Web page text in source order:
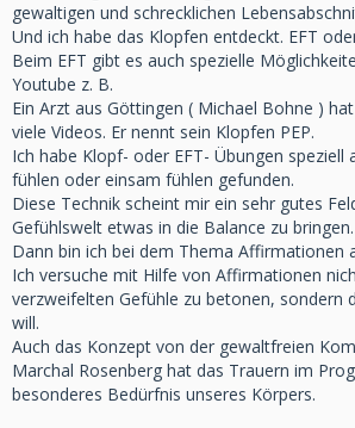
gewaltigen und schrecklichen
Und ich habe das Klopfen entdeckt. EFT
Beim EFT gibt es auch spezielle
Youtube z. B.
Ein Arzt aus Göttingen ( Michael Bohne )
viele Videos. Er nennt sein Klopfen PEP.
Ich habe Klopf- oder EFT- Übungen speziell
fühlen oder einsam fühlen gefunden.
Diese Technik scheint mir ein sehr gutes
Gefühlswelt etwas in die Balance zu bringen.
Dann bin ich bei dem Thema Affirmationen
Ich versuche mit Hilfe von Affirmationen
verzweifelten Gefühle zu betonen, sondern
will.
Auch das Konzept von der gewaltfreien
Marchal Rosenberg hat das Trauern im
besonderes Bedürfnis unseres Körpers.